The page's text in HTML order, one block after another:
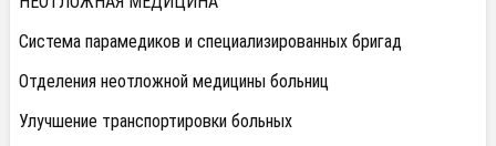
Система парамедиков и специализированных бригад
Отделения неотложной медицины больниц
Улучшение транспортировки больных